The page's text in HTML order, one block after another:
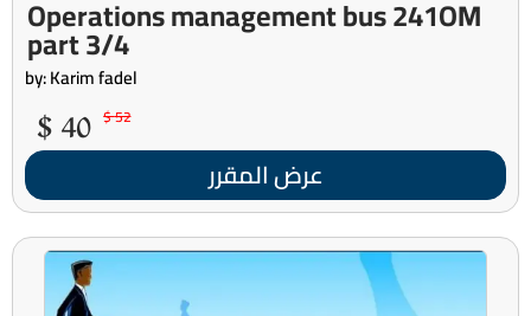
Operations management bus 241OM
part 3/4
by: Karim fadel
40 $ 52 $
عرض المقرر